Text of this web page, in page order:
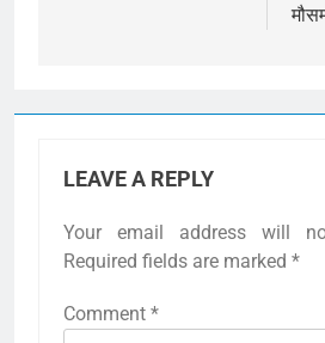
LEAVE A REPLY
Your email address will
Required fields are marked *
Comment *